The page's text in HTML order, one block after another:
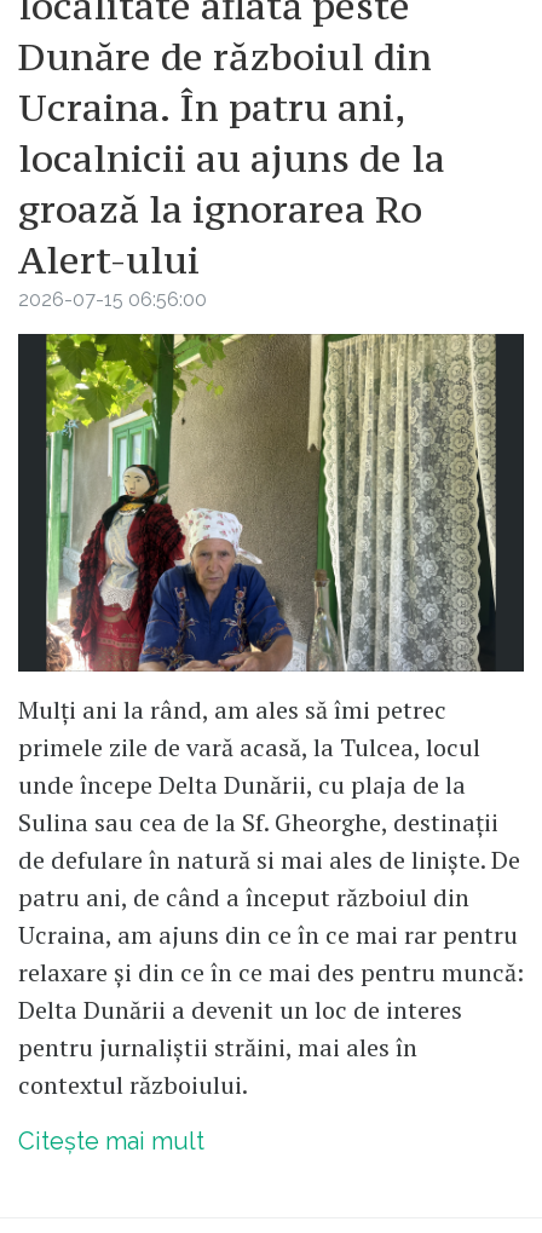
Dunăre de războiul din
Ucraina. În patru ani,
localnicii au ajuns de la
groază la ignorarea Ro
Alert-ului
2026-07-15 06:56:00
Mulți ani la rând, am ales să îmi petrec
primele zile de vară acasă, la Tulcea, locul
unde începe Delta Dunării, cu plaja de la
Sulina sau cea de la Sf. Gheorghe, destinații
de defulare în natură si mai ales de liniște. De
patru ani, de când a început războiul din
Ucraina, am ajuns din ce în ce mai rar pentru
relaxare și din ce în ce mai des pentru muncă:
Delta Dunării a devenit un loc de interes
pentru jurnaliștii străini, mai ales în
contextul războiului.
Citește mai mult